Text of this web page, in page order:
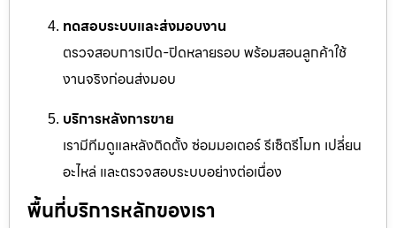
ทดสอบระบบและส่งมอบงาน
ตรวจสอบการเปิด-ปิดหลายรอบ พร้อมสอนลูกค้าใช้
งานจริงก่อนส่งมอบ
บริการหลังการขาย
เรามีทีมดูแลหลังติดตั้ง ซ่อมมอเตอร์ รีเซ็ตรีโมท เปลี่ยน
อะไหล่ และตรวจสอบระบบอย่างต่อเนื่อง
พื้นที่บริการหลักของเรา